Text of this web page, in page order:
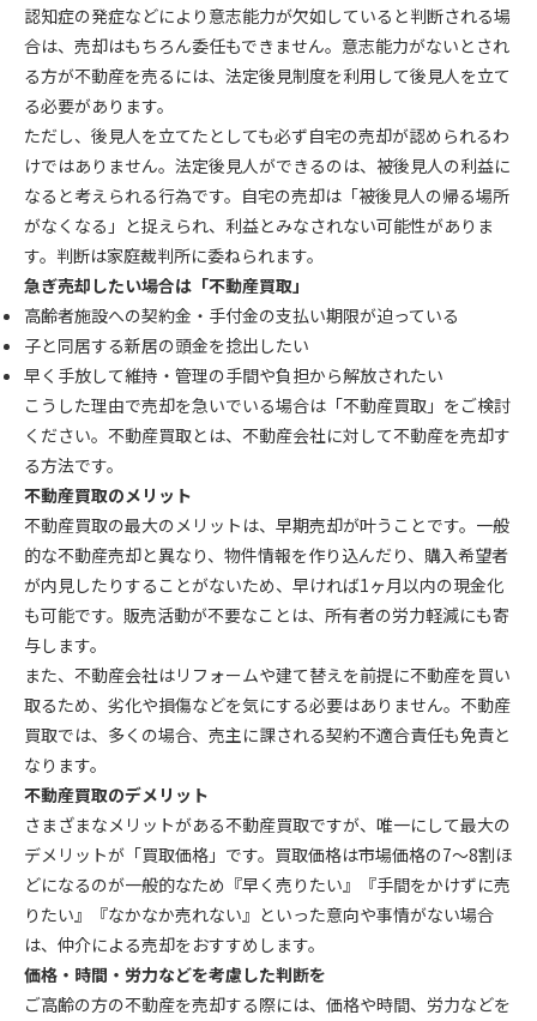
認知症の発症などにより意志能力が欠如していると判断される場
合は、売却はもちろん委任もできません。意志能力がないとされ
る方が不動産を売るには、法定後見制度を利用して後見人を立て
る必要があります。
ただし、後見人を立てたとしても必ず自宅の売却が認められるわ
けではありません。法定後見人ができるのは、被後見人の利益に
なると考えられる行為です。自宅の売却は「被後見人の帰る場所
がなくなる」と捉えられ、利益とみなされない可能性がありま
す。判断は家庭裁判所に委ねられます。
急ぎ売却したい場合は「不動産買取」
高齢者施設への契約金・手付金の支払い期限が迫っている
子と同居する新居の頭金を捻出したい
早く手放して維持・管理の手間や負担から解放されたい
こうした理由で売却を急いでいる場合は「不動産買取」をご検討
ください。不動産買取とは、不動産会社に対して不動産を売却す
る方法です。
不動産買取のメリット
不動産買取の最大のメリットは、早期売却が叶うことです。一般
的な不動産売却と異なり、物件情報を作り込んだり、購入希望者
が内見したりすることがないため、早ければ1ヶ月以内の現金化
も可能です。販売活動が不要なことは、所有者の労力軽減にも寄
与します。
また、不動産会社はリフォームや建て替えを前提に不動産を買い
取るため、劣化や損傷などを気にする必要はありません。不動産
買取では、多くの場合、売主に課される契約不適合責任も免責と
なります。
不動産買取のデメリット
さまざまなメリットがある不動産買取ですが、唯一にして最大の
デメリットが「買取価格」です。買取価格は市場価格の7〜8割ほ
どになるのが一般的なため『早く売りたい』『手間をかけずに売
りたい』『なかなか売れない』といった意向や事情がない場合
は、仲介による売却をおすすめします。
価格・時間・労力などを考慮した判断を
ご高齢の方の不動産を売却する際には、価格や時間、労力などを